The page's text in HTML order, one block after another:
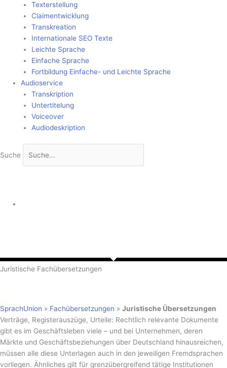
Texterstellung
Claimentwicklung
Transkreation
Internationale SEO Texte
Leichte Sprache
Einfache Sprache
Fortbildung Einfache- und Leichte Sprache
Audioservice
Transkription
Untertitelung
Voiceover
Audiodeskription
Suche
Juristische Fachübersetzungen
SprachUnion » Fachübersetzungen » Juristische Übersetzungen
Verträge, Registerauszüge, Urteile: Rechtlich relevante Dokumente
gibt es im Geschäftsleben viele – und bei Unternehmen, deren
Märkte und Geschäftsbeziehungen über Deutschland hinausreichen,
müssen alle diese Unterlagen auch in den jeweiligen Fremdsprachen
vorliegen. Ähnliches gilt für grenzübergreifend tätige Institutionen